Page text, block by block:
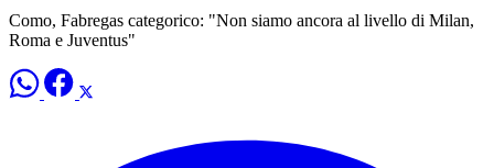
Como, Fabregas categorico: "Non siamo ancora al livello di Milan,
Roma e Juventus"